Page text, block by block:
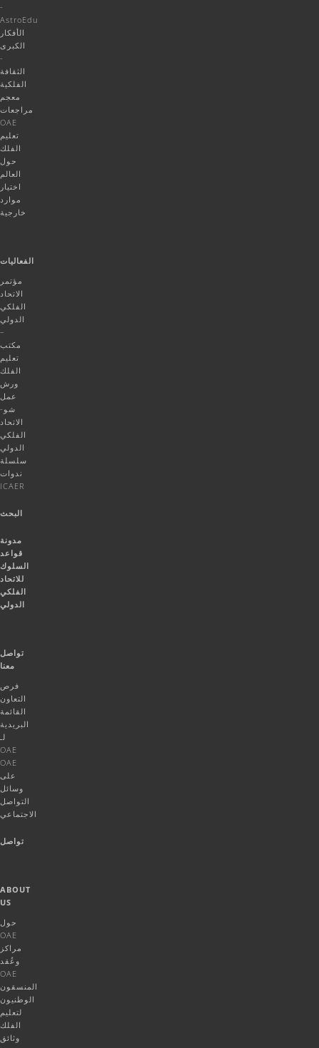
-
AstroEdu
الأفكار
الكبرى
-
الثقافة
الفلكية
معجم
مراجعات
OAE
تعليم
الفلك
حول
العالم
اختيار
موارد
خارجية
الفعاليات
مؤتمر
الاتحاد
الفلكي
الدولي
–
مكتب
تعليم
الفلك
ورش
عمل
شو-
الاتحاد
الفلكي
الدولي
سلسلة
ندوات
ICAER
البحث
مدونة
قواعد
السلوك
للاتحاد
الفلكي
الدولي
تواصل
معنا
فرص
التعاون
القائمة
البريدية
لـ
OAE
OAE
على
وسائل
التواصل
الاجتماعي
تواصل
ABOUT
US
حول
OAE
مراكز
وعُقد
OAE
المنسقون
الوطنيون
لتعليم
الفلك
وثائق